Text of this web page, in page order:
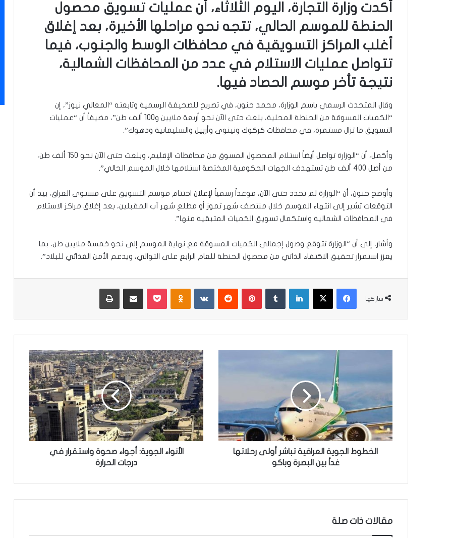
أكدت وزارة التجارة، اليوم الثلاثاء، أن عمليات تسويق محصول
الحنطة للموسم الحالي، تتجه نحو مراحلها الأخيرة، بعد إغلاق
أغلب المراكز التسويقية في محافظات الوسط والجنوب، فيما
تتواصل عمليات الاستلام في عدد من المحافظات الشمالية،
نتيجة تأخر موسم الحصاد فيها.
وقال المتحدث الرسمي باسم الوزارة، محمد حنون، في تصريح للصحيفة الرسمية وتابعته “المعالي نيوز”، إن
“الكميات المسوقة من الحنطة المحلية، بلغت حتى الآن نحو أربعة ملايين و100 ألف طن”، مضيفاً أن “عمليات
التسويق ما تزال مستمرة، في محافظات كركوك ونينوى وأربيل والسليمانية ودهوك”.
وأكمل، أن “الوزارة تواصل أيضاً استلام المحصول المسوق من محافظات الإقليم، وبلغت حتى الآن نحو 150 ألف طن،
من أصل 400 ألف طن تستهدف الجهات الحكومية المختصة استلامها خلال الموسم الحالي”.
وأوضح حنون، أن “الوزارة لم تحدد حتى الآن، موعداً رسمياً لإعلان اختتام موسم التسويق على مستوى العراق، بيد أن
التوقعات تشير إلى انتهاء الموسم خلال منتصف شهر تموز أو مطلع شهر آب المقبلين، بعد إغلاق مراكز الاستلام
في المحافظات الشمالية واستكمال تسويق الكميات المتبقية منها”.
وأشار، إلى أن “الوزارة تتوقع وصول إجمالي الكميات المسوقة مع نهاية الموسم إلى نحو خمسة ملايين طن، بما
يعزز استمرار تحقيق الاكتفاء الذاتي من محصول الحنطة للعام الرابع على التوالي، ويدعم الأمن الغذائي للبلاد”.
شاركها
فيسبوك ‫X لينكدإن بينتيريست ‏VKontakte
ط
ل
ج
ا
ا
ق
الخطوط الجوية العراقية تباشر أولى رحلاتها
غداً بين البصرة وباكو
ا
ل
أ
ن
و
ا
ء
ا
ل
ة
ا
الأنواء الجوية: أجواء صحوة واستقرار في
درجات الحرارة
مقالات ذات صلة